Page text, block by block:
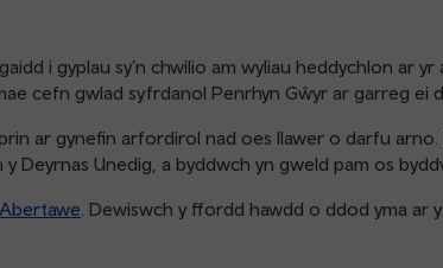
i gyplau sy’n chwilio am wyliau heddychlon ar yr
cefn gwlad syfrdanol Penrhyn Gŵyr ar garreg ei
ar gynefin arfordirol nad oes llawer o darfu arno.
Deyrnas Unedig, a byddwch yn gweld pam os
. Dewiswch y ffordd hawdd o ddod yma ar